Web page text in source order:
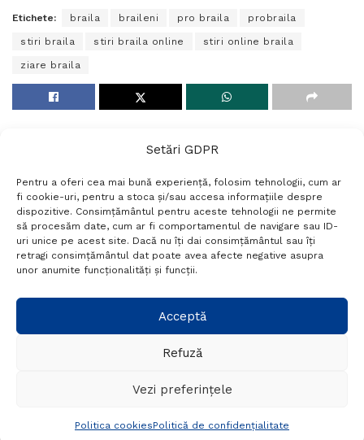
Setări GDPR
Pentru a oferi cea mai bună experiență, folosim tehnologii, cum ar
fi cookie-uri, pentru a stoca și/sau accesa informațiile despre
dispozitive. Consimțământul pentru aceste tehnologii ne permite
să procesăm date, cum ar fi comportamentul de navigare sau ID-
uri unice pe acest site. Dacă nu îți dai consimțământul sau îți
retragi consimțământul dat poate avea afecte negative asupra
unor anumite funcționalități și funcții.
Acceptă
Refuză
Vezi preferințele
Politica cookiesPolitică de confidențialitate
Etichete: braila braileni pro braila probraila
stiri braila stiri braila online stiri online braila
ziare braila
Termeni si conditii
Politică de confidențialitate
Politica cookies
Setări GDPR
+40 788 760 194